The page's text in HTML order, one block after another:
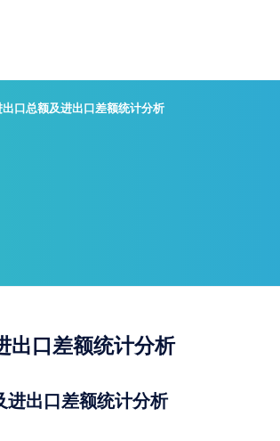
口总额及进出口差额统计分析
出口差额统计分析
出口差额统计分析